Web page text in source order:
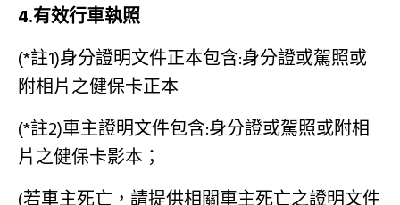
4.有效行車執照
(*註1)身分證明文件正本包含:身分證或駕照或
附相片之健保卡正本
(*註2)車主證明文件包含:身分證或駕照或附相
片之健保卡影本；
(若車主死亡，請提供相關車主死亡之證明文件